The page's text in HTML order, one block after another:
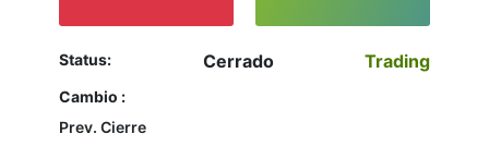
Status: Cerrado Trading
Cambio :
Prev. Cierre